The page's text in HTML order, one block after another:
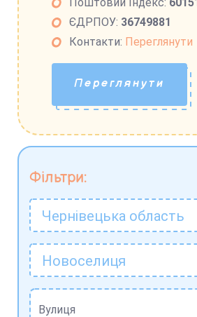
Фільтри:
Чернівецька область
Новоселиця
Вулиця
ЄДРПОУ: 36749881
Контакти: Переглянути
Переглянути